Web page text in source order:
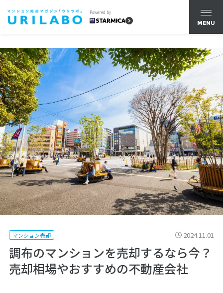
Powered by
MENU
マンション売却 2024.11.01
調布のマンションを売却するなら今？
売却相場やおすすめの不動産会社